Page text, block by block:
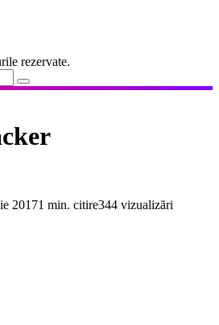
rezervate.
20171 min. citire344 vizualizări